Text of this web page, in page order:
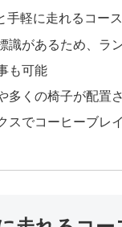
手軽に走れるコー
識があるため、ラ
も可能
多くの椅子が配置
スでコーヒーブレ